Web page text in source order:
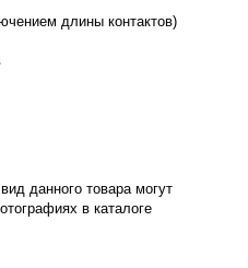
длины контактов)
данного товара могут
в каталоге